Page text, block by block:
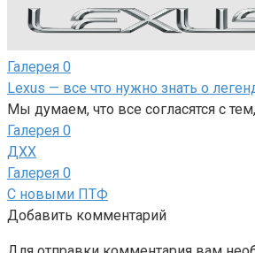
Галерея 0
Lexus — все что нужно знать о
Мы думаем, что все согласятся с
Галерея 0
ДХХ
Галерея 0
С новыми ПТФ
Добавить комментарий